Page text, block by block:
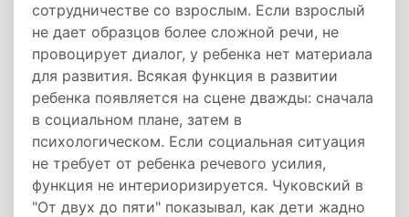
сотрудничестве со взрослым. Если взрослый
не дает образцов более сложной речи, не
провоцирует диалог, у ребенка нет материала
для развития. Всякая функция в развитии
ребенка появляется на сцене дважды: сначала
в социальном плане, затем в
психологическом. Если социальная ситуация
не требует от ребенка речевого усилия,
функция не интериоризируется. Чуковский в
"От двух до пяти" показывал, как дети жадно